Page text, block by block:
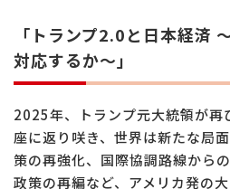
「トランプ2.0と日本経済
対応するか～」
2025年、トランプ元大統領が再
座に返り咲き、世界は新たな局
策の再強化、国際協調路線から
政策の再編など、アメリカ発の